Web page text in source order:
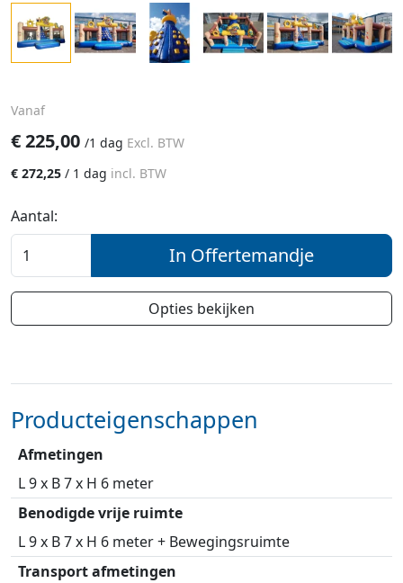
Vanaf
€225,00 /1 dag Excl. BTW
€ 272,25 / 1 dag incl. BTW
Aantal:
In Offertemandje
Opties bekijken
Producteigenschappen
Afmetingen
L 9 x B 7 x H 6 meter
Benodigde vrije ruimte
L 9 x B 7 x H 6 meter + Bewegingsruimte
Transport afmetingen